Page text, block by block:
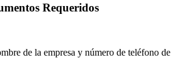
Requeridos
de la empresa y número de teléfono de